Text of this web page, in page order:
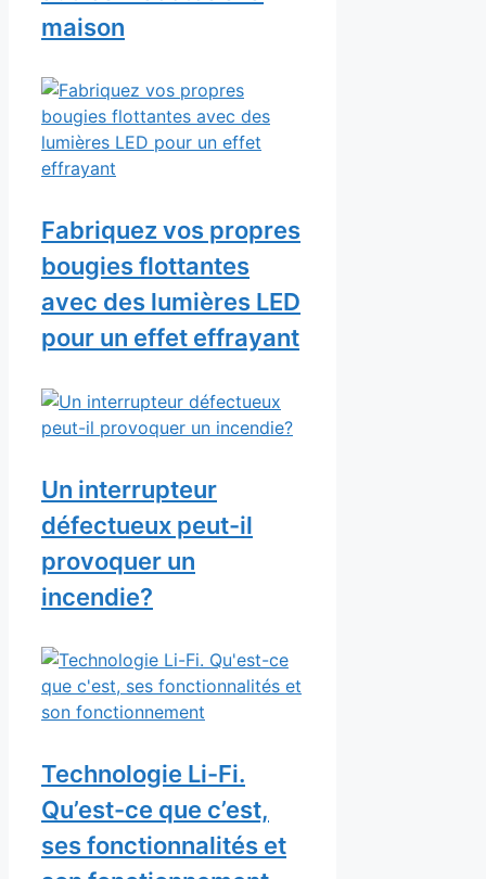
maison
Fabriquez vos propres
bougies flottantes
avec des lumières LED
pour un effet effrayant
Un interrupteur
défectueux peut-il
provoquer un
incendie?
Technologie Li-Fi.
Qu’est-ce que c’est,
ses fonctionnalités et